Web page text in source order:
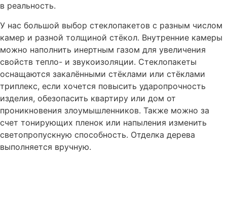
в реальность.
У нас большой выбор стеклопакетов с разным числом
камер и разной толщиной стёкол. Внутренние камеры
можно наполнить инертным газом для увеличения
свойств тепло- и звукоизоляции. Стеклопакеты
оснащаются закалёнными стёклами или стёклами
триплекс, если хочется повысить ударопрочность
изделия, обезопасить квартиру или дом от
проникновения злоумышленников. Также можно за
счет тонирующих пленок или напыления изменить
светопропускную способность. Отделка дерева
выполняется вручную.